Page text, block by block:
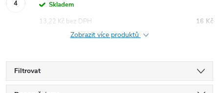
Skladem
16 Kč
13,22 Kč bez DPH
Zobrazit více produktů
Filtrovat